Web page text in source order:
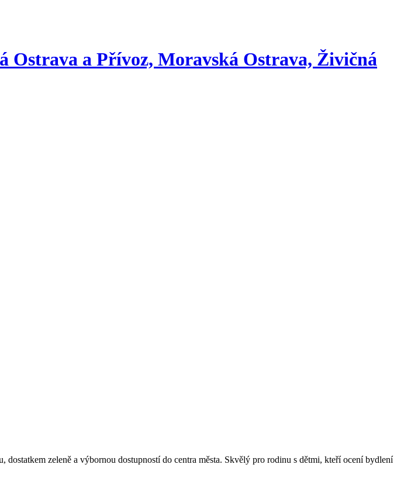
Ostrava a Přívoz, Moravská Ostrava, Živičná
zeleně a výbornou dostupností do centra města. Skvělý pro rodinu s dětmi, kteří ocení bydlení